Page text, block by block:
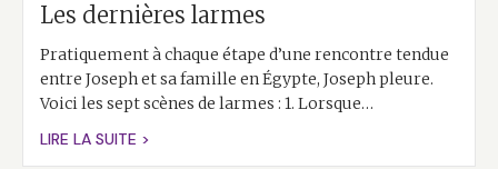
Les dernières larmes
Pratiquement à chaque étape d’une rencontre tendue
entre Joseph et sa famille en Égypte, Joseph pleure.
Voici les sept scènes de larmes : 1. Lorsque…
LIRE LA SUITE >